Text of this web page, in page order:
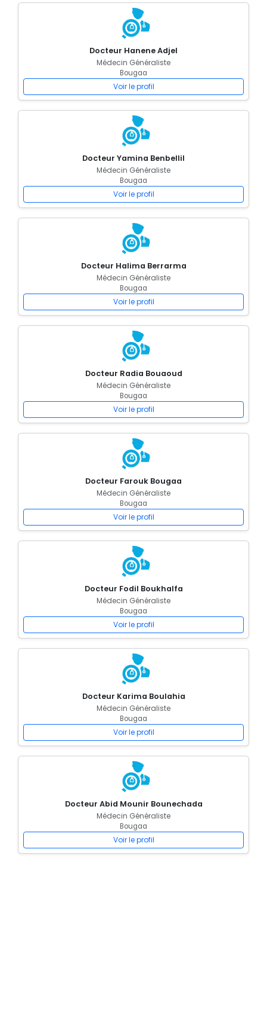
Docteur Hanene Adjel
Médecin Généraliste
Bougaa
Voir le profil
Docteur Yamina Benbellil
Médecin Généraliste
Bougaa
Voir le profil
Docteur Halima Berrarma
Médecin Généraliste
Bougaa
Voir le profil
Docteur Radia Bouaoud
Médecin Généraliste
Bougaa
Voir le profil
Docteur Farouk Bougaa
Médecin Généraliste
Bougaa
Voir le profil
Docteur Fodil Boukhalfa
Médecin Généraliste
Bougaa
Voir le profil
Docteur Karima Boulahia
Médecin Généraliste
Bougaa
Voir le profil
Docteur Abid Mounir Bounechada
Médecin Généraliste
Bougaa
Voir le profil